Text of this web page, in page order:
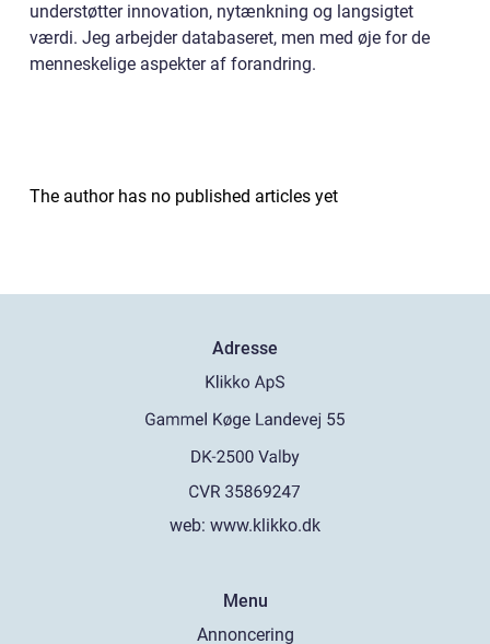
understøtter innovation, nytænkning og langsigtet
værdi. Jeg arbejder databaseret, men med øje for de
menneskelige aspekter af forandring.
The author has no published articles yet
Adresse
web: www.klikko.dk
Menu
Annoncering